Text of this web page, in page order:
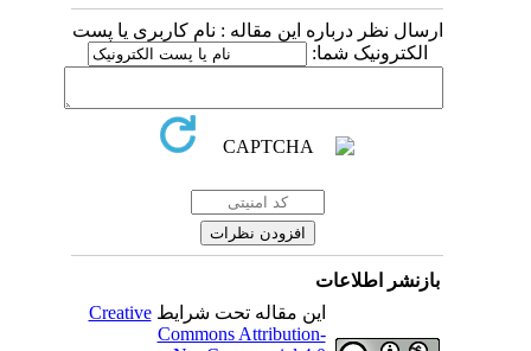
ارسال نظر درباره این مقاله : نام کاربری یا پست
الکترونیک شما:
بازنشر اطلاعات
این مقاله تحت شرایطCreative
Commons Attribution-